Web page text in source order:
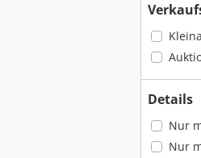
Details
Nur
Nur